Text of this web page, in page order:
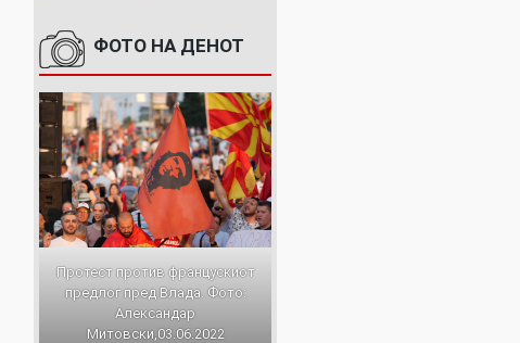
ФОТО НА ДЕНОТ
Протест против францускиот
предлог пред Влада. Фото:
Александар
Митовски,03.06.2022